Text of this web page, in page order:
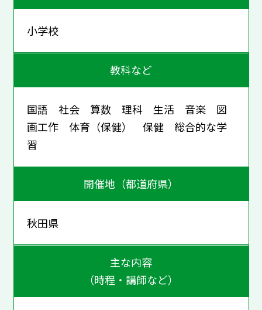
小学校
教科など
国語 社会 算数 理科 生活 音楽 図
画工作 体育（保健） 保健 総合的な学
習
開催地（都道府県）
秋田県
主な内容
（時程・講師など）